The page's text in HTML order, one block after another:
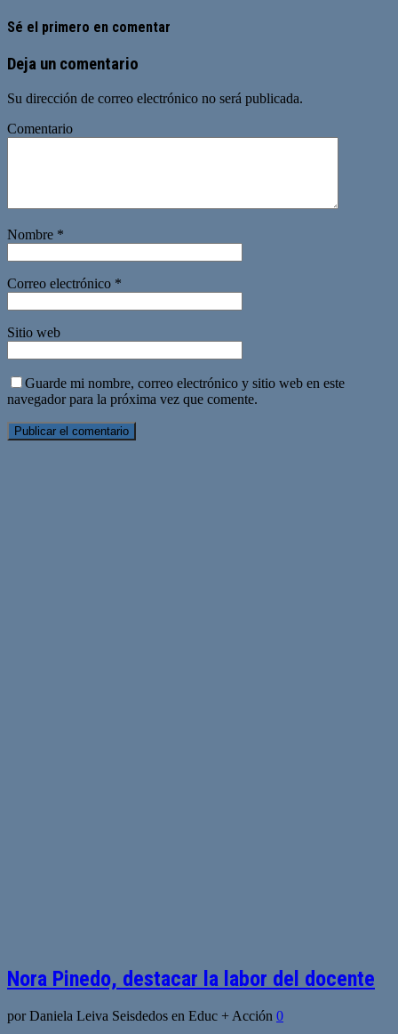
Sé el primero en comentar
Deja un comentario
Su dirección de correo electrónico no será publicada.
Comentario
Nombre *
Correo electrónico *
Sitio web
Guarde mi nombre, correo electrónico y sitio web en este
navegador para la próxima vez que comente.
Nora Pinedo, destacar la labor del docente
por Daniela Leiva Seisdedos en Educ + Acción 0